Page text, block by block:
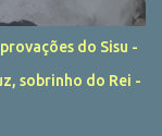
do Sisu -
sobrinho do Rei -